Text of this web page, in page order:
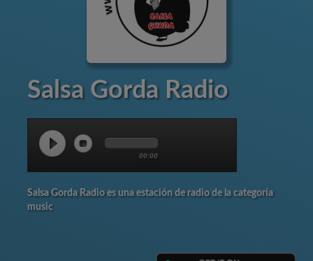
Salsa Gorda Radio
00:00
Salsa Gorda Radio es una estación de radio de la categoría
music